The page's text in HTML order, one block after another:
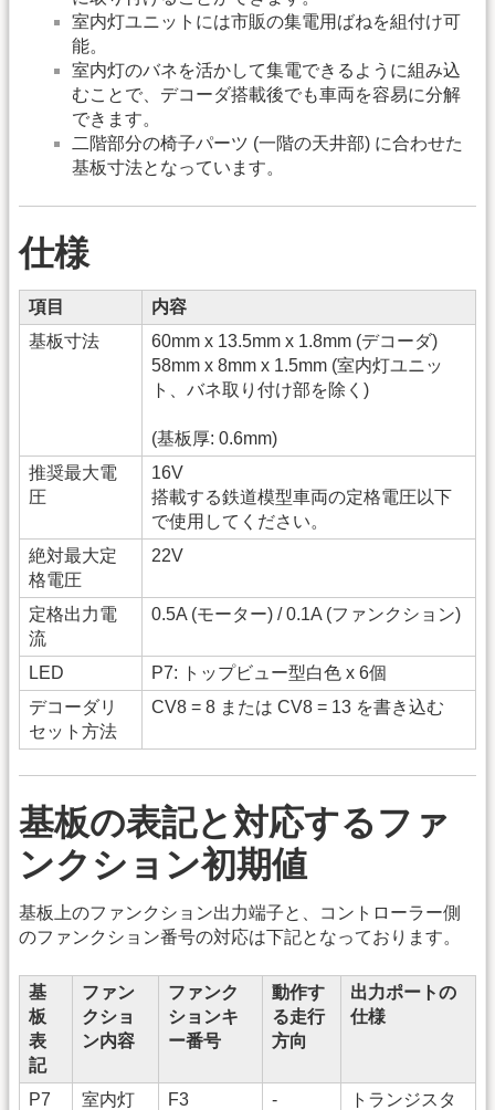
室内灯ユニットには市販の集電用ばねを組付け可
能。
室内灯のバネを活かして集電できるように組み込
むことで、デコーダ搭載後でも車両を容易に分解
できます。
二階部分の椅子パーツ (一階の天井部) に合わせた
基板寸法となっています。
仕様
項目
内容
基板寸法
60mm x 13.5mm x 1.8mm (デコーダ)
58mm x 8mm x 1.5mm (室内灯ユニッ
ト、バネ取り付け部を除く)
(基板厚: 0.6mm)
推奨最大電
圧
16V
搭載する鉄道模型車両の定格電圧以下
で使用してください。
絶対最大定
格電圧
22V
定格出力電
流
0.5A (モーター) / 0.1A (ファンクション)
LED
P7: トップビュー型白色 x 6個
デコーダリ
セット方法
CV8 = 8 または CV8 = 13 を書き込む
基板の表記と対応するファ
ンクション初期値
基板上のファンクション出力端子と、コントローラー側
のファンクション番号の対応は下記となっております。
基
板
表
記
ファン
クショ
ン内容
ファンク
ションキ
ー番号
動作す
る走行
方向
出力ポートの
仕様
P7
室内灯
F3 -
トランジスタ